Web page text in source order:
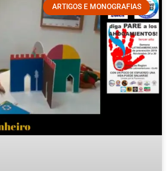
ARTIGOS E MONOGRAFIAS